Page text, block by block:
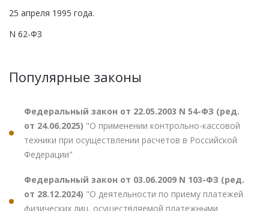
25 апреля 1995 года.
N 62-ФЗ
Популярные законы
Федеральный закон от 22.05.2003 N 54-ФЗ (ред.
от 24.06.2025) "О применении контрольно-кассовой
техники при осуществлении расчетов в Российской
Федерации"
Федеральный закон от 03.06.2009 N 103-ФЗ (ред.
от 28.12.2024) "О деятельности по приему платежей
физических лиц, осуществляемой платежными